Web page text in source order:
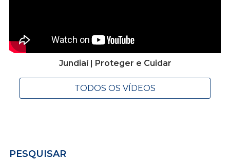
Jundiaí | Proteger e Cuidar
TODOS OS VÍDEOS
PESQUISAR